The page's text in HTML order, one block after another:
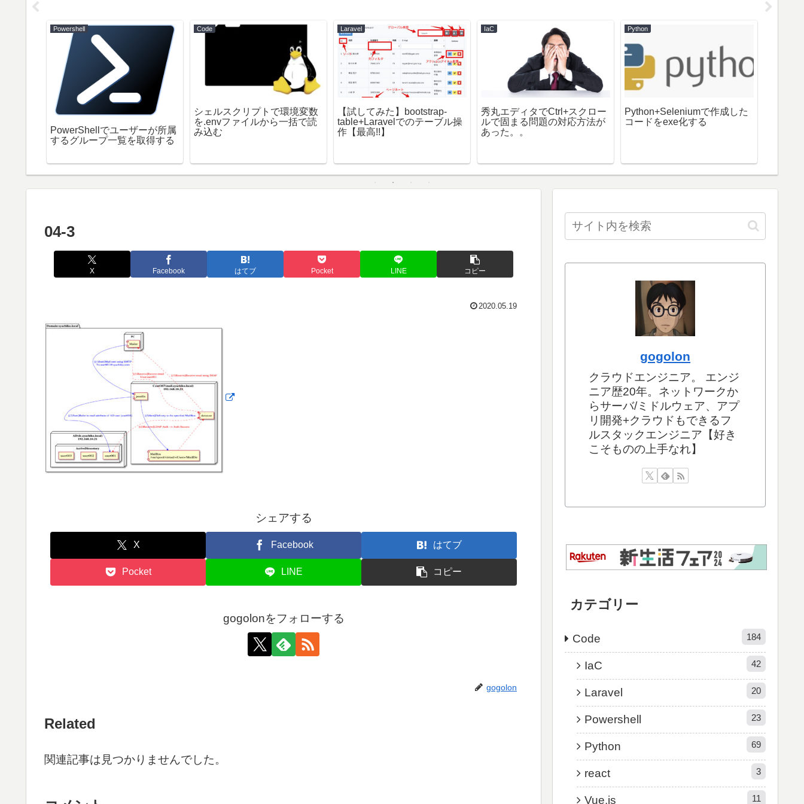
Powershell
PowerShellでユーザーが所属
するグループ一覧を取得する
Code
シェルスクリプトで環境変数
を.envファイルから一括で読
み込む
Laravel
【試してみた】bootstrap-
table+Laravelでのテーブル操
作【最高!!】
IaC
秀丸エディタでCtrl+スクロー
ルで固まる問題の対応方法が
あった。。
Python
Python+Seleniumで作成した
コードをexe化する
04-3
X Facebook はてブ Pocket LINE コピー
2020.05.19
シェアする
X Facebook はてブ
Pocket LINE コピー
gogolonをフォローする
gogolon
Related
関連記事は見つかりませんでした。
gogolon
クラウドエンジニア。 エンジ
ニア歴20年。ネットワークか
らサーバ/ミドルウェア、アプ
リ開発+クラウドもできるフ
ルスタックエンジニア【好き
こそものの上手なれ】
カテゴリー
Code 184
IaC 42
Laravel 20
Powershell 23
Python 69
react 3
Vue.js 11